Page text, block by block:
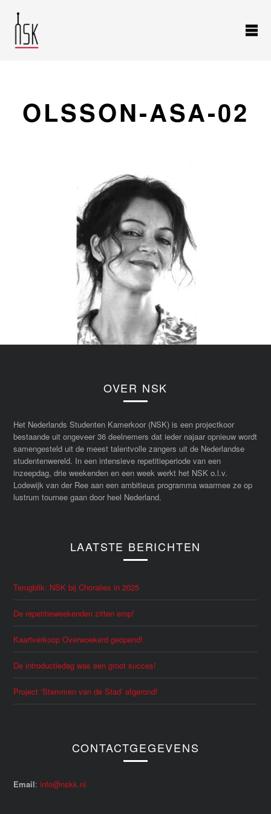
OLSSON-ASA-02
OVER NSK
Het Nederlands Studenten Kamerkoor (NSK) is een projectkoor
bestaande uit ongeveer 36 deelnemers dat ieder najaar opnieuw wordt
samengesteld uit de meest talentvolle zangers uit de Nederlandse
studentenwereld. In een intensieve repetitieperiode van een
inzeepdag, drie weekenden en een week werkt het NSK o.l.v.
Lodewijk van der Ree aan een ambitieus programma waarmee ze op
lustrum tournee gaan door heel Nederland.
LAATSTE BERICHTEN
Terugblik: NSK bij Choralies in 2025
De repetitieweekenden zitten erop!
Kaartverkoop Overwoekerd geopend!
De introductiedag was een groot succes!
Project ‘Stemmen van de Stad’ afgerond!
CONTACTGEGEVENS
Email:info@nskk.nl